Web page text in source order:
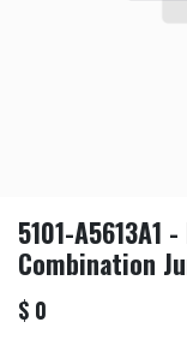
5101-A5613A1
Combination
$ 0